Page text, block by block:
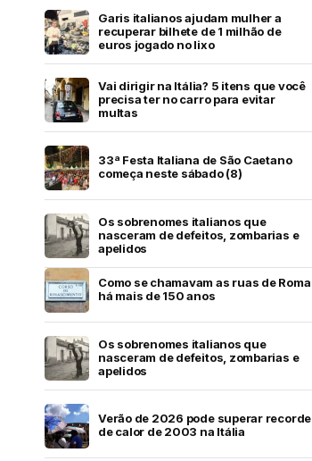
Garis italianos ajudam mulher a
recuperar bilhete de 1 milhão de
euros jogado no lixo
Vai dirigir na Itália? 5 itens que você
precisa ter no carro para evitar
multas
33ª Festa Italiana de São Caetano
começa neste sábado (8)
Os sobrenomes italianos que
nasceram de defeitos, zombarias e
apelidos
Como se chamavam as ruas de Roma
há mais de 150 anos
Os sobrenomes italianos que
nasceram de defeitos, zombarias e
apelidos
Verão de 2026 pode superar recorde
de calor de 2003 na Itália